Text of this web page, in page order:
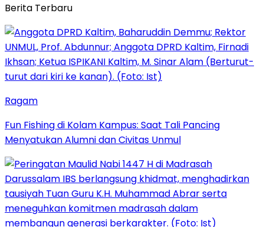
Berita Terbaru
Ragam
Fun Fishing di Kolam Kampus: Saat Tali Pancing
Menyatukan Alumni dan Civitas Unmul